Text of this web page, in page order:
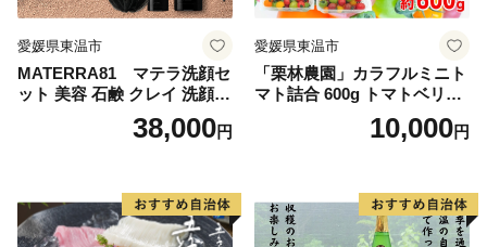
愛媛県東温市
MATERRA81 マテラ洗顔セ
ット 美容 石鹸 クレイ 洗顔フ
ォーム マテラ 泡立てネット
38,000円
愛媛県東温市
「栗林農園」カラフルミニト
マト詰合 600g トマトベリー
ピーチチェリー イエローミ
ミ サングリーン トスカーナ
10,000円